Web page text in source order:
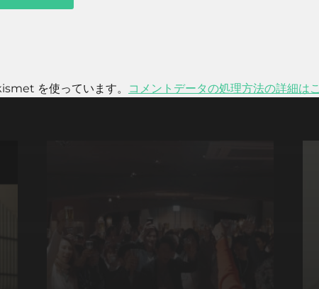
を使っています。 コメントデータの処理方法の詳細は